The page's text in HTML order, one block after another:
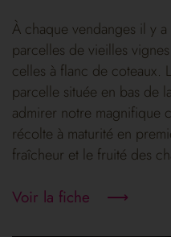
À chaque vendanges il y
parcelles de vieilles
celles à flanc de coteaux.
parcelle située en bas de
admirer notre magnifique
récolte à maturité en
fraîcheur et le fruité des
Voir la fiche